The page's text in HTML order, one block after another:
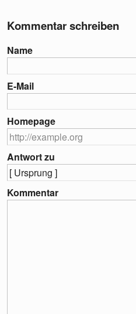
Kommentar schreiben
Name
E-Mail
Homepage
Antwort zu
Kommentar